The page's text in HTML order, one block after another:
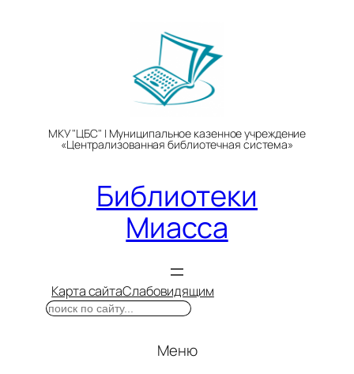
МКУ "ЦБС" | Муниципальное казенное учреждение
«Централизованная библиотечная система»
Библиотеки
Миасса
Карта сайтаСлабовидящим
Поиск
Меню